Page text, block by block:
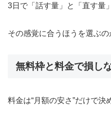
3日で「話す量」と「直す量
その感覚に合うほうを選ぶの
無料枠と料金で損し
料金は“月額の安さ”だけで決